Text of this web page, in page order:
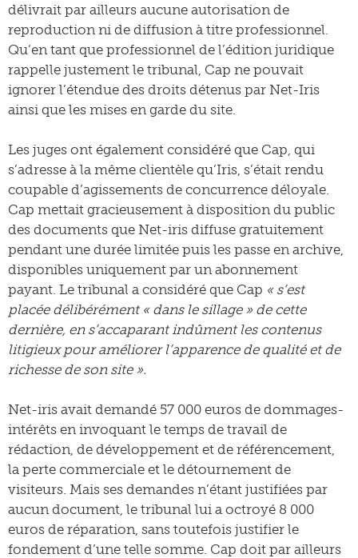
délivrait par ailleurs aucune autorisation de
reproduction ni de diffusion à titre professionnel.
Qu’en tant que professionnel de l’édition juridique
rappelle justement le tribunal, Cap ne pouvait
ignorer l’étendue des droits détenus par Net-Iris
ainsi que les mises en garde du site.
Les juges ont également considéré que Cap, qui
s’adresse à la même clientèle qu’Iris, s’était rendu
coupable d’agissements de concurrence déloyale.
Cap mettait gracieusement à disposition du public
des documents que Net-iris diffuse gratuitement
pendant une durée limitée puis les passe en archive,
disponibles uniquement par un abonnement
payant. Le tribunal a considéré que Cap « s’est
placée délibérément « dans le sillage » de cette
dernière, en s’accaparant indûment les contenus
litigieux pour améliorer l’apparence de qualité et de
richesse de son site ».
Net-iris avait demandé 57 000 euros de dommages-
intérêts en invoquant le temps de travail de
rédaction, de développement et de référencement,
la perte commerciale et le détournement de
visiteurs. Mais ses demandes n’étant justifiées par
aucun document, le tribunal lui a octroyé 8 000
euros de réparation, sans toutefois justifier le
fondement d’une telle somme. Cap doit par ailleurs